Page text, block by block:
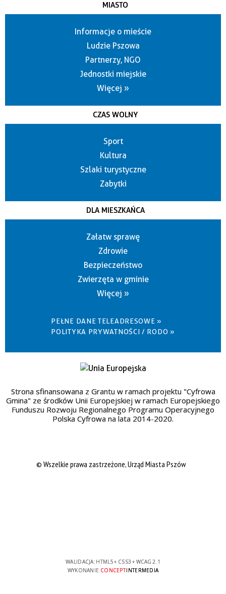
MIASTO
Informacje o mieście
Ludzie Pszowa
Partnerzy, NGO
Jednostki miejskie
Więcej »
CZAS WOLNY
Sport
Kultura
Szlaki turystyczne
Zabytki
DLA MIESZKAŃCA
Załatw sprawę
Zdrowie
Bezpieczeństwo
Zwierzęta w gminie
Więcej »
PEŁNE DANE TELEADRESOWE »
POLITYKA PRYWATNOŚCI / RODO »
Strona sfinansowana z Grantu w ramach projektu "Cyfrowa
Gmina" ze środków Unii Europejskiej w ramach Europejskiego
Funduszu Rozwoju Regionalnego Programu Operacyjnego
Polska Cyfrowa na lata 2014-2020.
© Wszelkie prawa zastrzeżone, Urząd Miasta Pszów
WALIDACJA: HTML5+ CSS3 + WCAG 2.1
WYKONANIE CONCEPTINTERMEDIA